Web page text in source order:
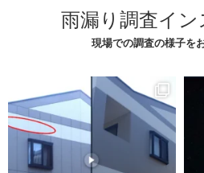
雨漏り調査イ
現場での調査の様子を